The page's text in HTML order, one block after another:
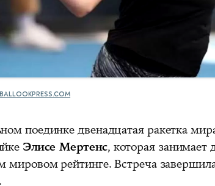
поединке двенадцатая ракетка
Элисе Мертенс, которая занимает
мировом рейтинге. Встреча